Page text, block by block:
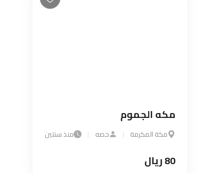
مكه الجموم
مكة المكرمة | حصه | منذ سنتين
80 ريال